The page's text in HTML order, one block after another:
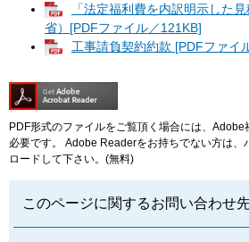
「法定福利費を内訳明示した
省）[PDFファイル／121KB]
工事請負契約約款 [PDFファイ
PDF形式のファイルをご覧頂く場合には、
必要です。
Adobe Readerをお持ちでない方は、
ロードして下さい。(無料)
このページに関するお問い合わせ